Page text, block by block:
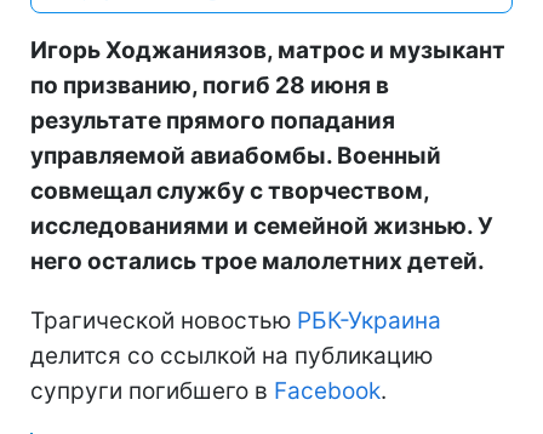
Игорь Ходжаниязов, матрос и музыкант
по призванию, погиб 28 июня в
результате прямого попадания
управляемой авиабомбы. Военный
совмещал службу с творчеством,
исследованиями и семейной жизнью. У
него остались трое малолетних детей.
Трагической новостью РБК-Украина
делится со ссылкой на публикацию
супруги погибшего в Facebook.